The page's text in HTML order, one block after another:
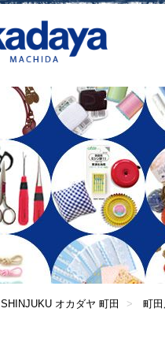
SHINJUKU オカダヤ 町田 町